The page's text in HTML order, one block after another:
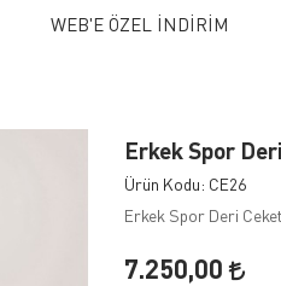
WEB'E ÖZEL İNDİRİM
Erkek Spor
Ürün Kodu: CE26
Erkek Spor Deri Ceket
7.250,00